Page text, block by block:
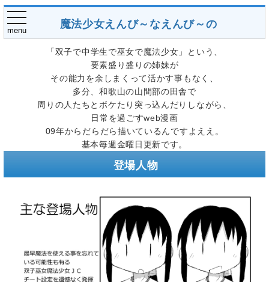
魔法少女えんび～なえんび～の
「双子で中学生で巫女で魔法少女」という、
要素盛り盛りの姉妹が
その能力を余しまくって活かす事もなく、
多分、和歌山の山間部の田舎で
周りの人たちとボケたり突っ込んだりしながら、
日常を過ごすweb漫画
09年からだらだら描いているんですよええ。
基本毎週金曜日更新です。
登場人物
toggle
navigation
menu